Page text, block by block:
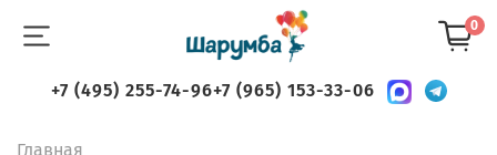
0
+7 (495) 255-74-96+7 (965) 153-33-06
Главная